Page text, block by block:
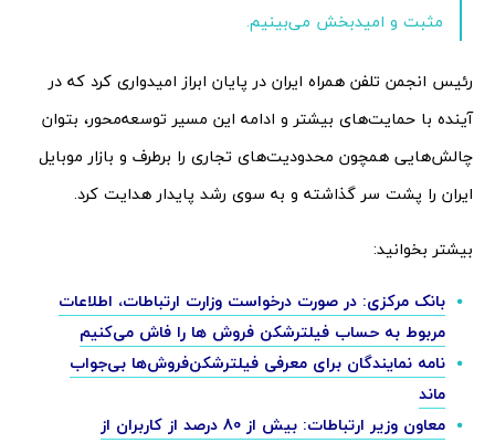
مثبت و امیدبخش می‌بینیم.
رئیس انجمن تلفن همراه ایران در پایان ابراز امیدواری کرد که در
آینده با حمایت‌های بیشتر و ادامه این مسیر توسعه‌محور، بتوان
چالش‌هایی همچون محدودیت‌های تجاری را برطرف و بازار موبایل
ایران را پشت سر گذاشته و به سوی رشد پایدار هدایت کرد.
بیشتر بخوانید:
بانک مرکزی: در صورت درخواست وزارت ارتباطات، اطلاعات
مربوط به حساب فیلترشکن فروش‌ ها را فاش می‌کنیم
نامه نمایندگان برای معرفی فیلترشکن‌فروش‌ها بی‌جواب
ماند
معاون وزیر ارتباطات: بیش از 80 درصد از کاربران از